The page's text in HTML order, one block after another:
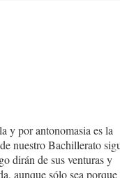
y por antonomasia es la
nuestro Bachillerato
dirán de sus venturas y
aunque sólo sea porque